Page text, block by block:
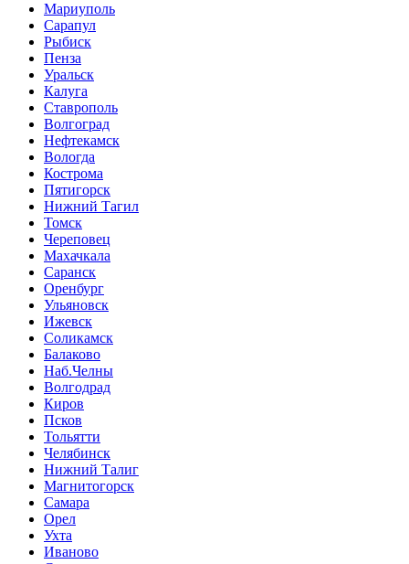
Мариуполь
Сарапул
Рыбиск
Пенза
Уральск
Калуга
Ставрополь
Волгоград
Нефтекамск
Вологда
Кострома
Пятигорск
Нижний Тагил
Томск
Череповец
Махачкала
Саранск
Оренбург
Ульяновск
Ижевск
Соликамск
Балаково
Наб.Челны
Волгодрад
Киров
Псков
Тольятти
Челябинск
Нижний Талиг
Магнитогорск
Самара
Орел
Ухта
Иваново